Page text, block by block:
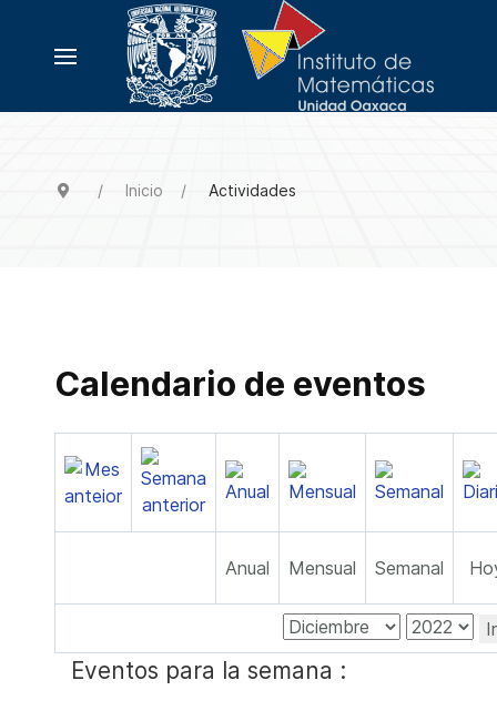
Inicio Actividades
Calendario de eventos
Anual Mensual Semanal
Eventos para la semana :